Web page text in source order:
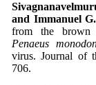
and Immanuel
from the brown
Penaeus
virus. Journal of
706.